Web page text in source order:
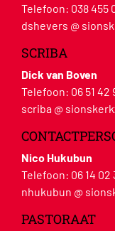
Telefoon: 038 455
dshevers @
SCRIBA
Dick van Boven
Telefoon: 06 51 42
scriba @
Nico Hukubun
Telefoon: 06 14 02
nhukubun @
PASTORAAT